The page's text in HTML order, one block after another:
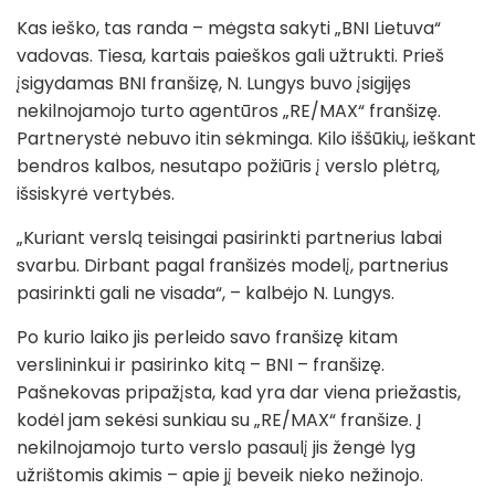
Kas ieško, tas randa – mėgsta sakyti „BNI Lietuva“
vadovas. Tiesa, kartais paieškos gali užtrukti. Prieš
įsigydamas BNI franšizę, N. Lungys buvo įsigijęs
nekilnojamojo turto agentūros „RE/MAX“ franšizę.
Partnerystė nebuvo itin sėkminga. Kilo iššūkių, ieškant
bendros kalbos, nesutapo požiūris į verslo plėtrą,
išsiskyrė vertybės.
„Kuriant verslą teisingai pasirinkti partnerius labai
svarbu. Dirbant pagal franšizės modelį, partnerius
pasirinkti gali ne visada“, – kalbėjo N. Lungys.
Po kurio laiko jis perleido savo franšizę kitam
verslininkui ir pasirinko kitą – BNI – franšizę.
Pašnekovas pripažįsta, kad yra dar viena priežastis,
kodėl jam sekėsi sunkiau su „RE/MAX“ franšize. Į
nekilnojamojo turto verslo pasaulį jis žengė lyg
užrištomis akimis – apie jį beveik nieko nežinojo.